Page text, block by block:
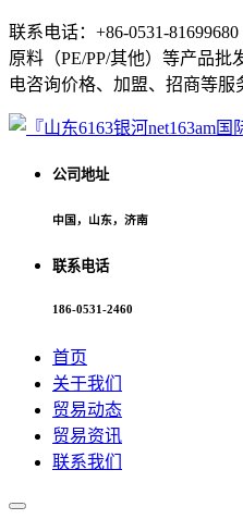
联系电话：+86-0531-
原料（PE/PP/其他）等产品
电咨询价格、加盟、招商等服
公司地址
中国，山东，济南
联系电话
186-0531-2460
首页
关于我们
贸易动态
贸易资讯
联系我们